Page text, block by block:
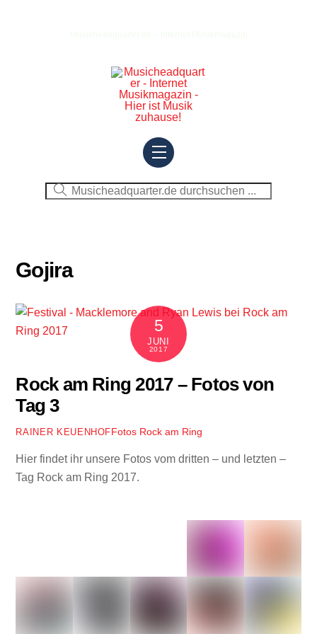
Menu
Gojira
5
JUNI
2017
Rock am Ring 2017 – Fotos von
Tag 3
RAINER KEUENHOFFotos Rock am Ring
Hier findet ihr unsere Fotos vom dritten – und letzten –
Tag Rock am Ring 2017.